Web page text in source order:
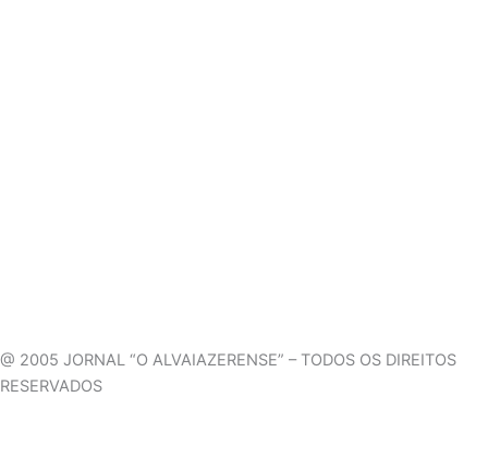
@ 2005 JORNAL “O ALVAIAZERENSE” – TODOS OS DIREITOS
RESERVADOS